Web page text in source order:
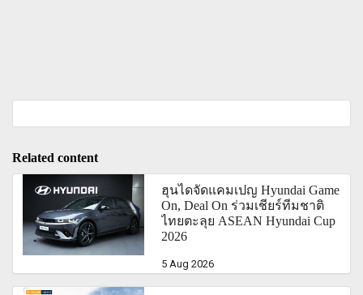
Related content
ฮุนไดจัดแคมเปญ Hyundai Game
On, Deal On ร่วมเชียร์ทีมชาติ
ไทยตะลุย ASEAN Hyundai Cup
2026
5 Aug 2026